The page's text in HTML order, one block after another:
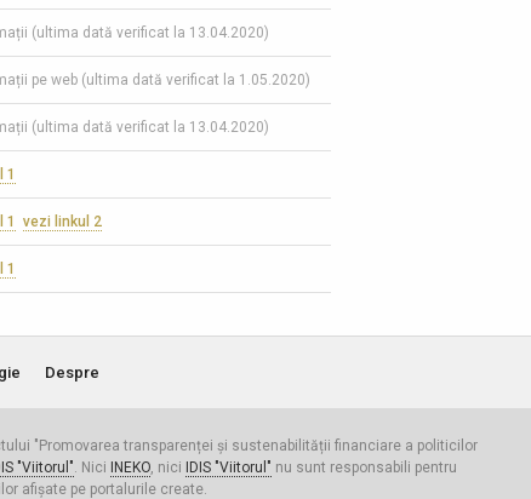
(ultima dată verificat la 13.04.2020)
pe web (ultima dată verificat la 1.05.2020)
(ultima dată verificat la 13.04.2020)
1
1 vezi linkul 2
1
Despre
"Promovarea transparenței și sustenabilității financiare a politicilor
"Viitorul". Nici INEKO, nici IDIS "Viitorul" nu sunt responsabili pentru
afișate pe portalurile create.